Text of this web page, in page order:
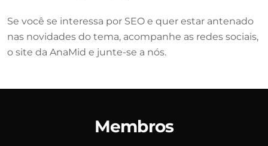
Se você se interessa por SEO e quer estar antenado
nas novidades do tema, acompanhe as redes sociais,
o site da AnaMid e junte-se a nós.
Membros